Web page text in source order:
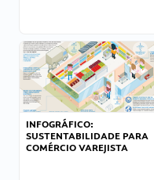
INFOGRÁFICO:
SUSTENTABILIDADE PARA
COMÉRCIO VAREJISTA